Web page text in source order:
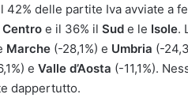
delle partite Iva avviate a
Centro e il 36% il Sud e le Isole.
Marche (-28,1%) e Umbria (-
e Valle d’Aosta (-11,1%).
dappertutto.